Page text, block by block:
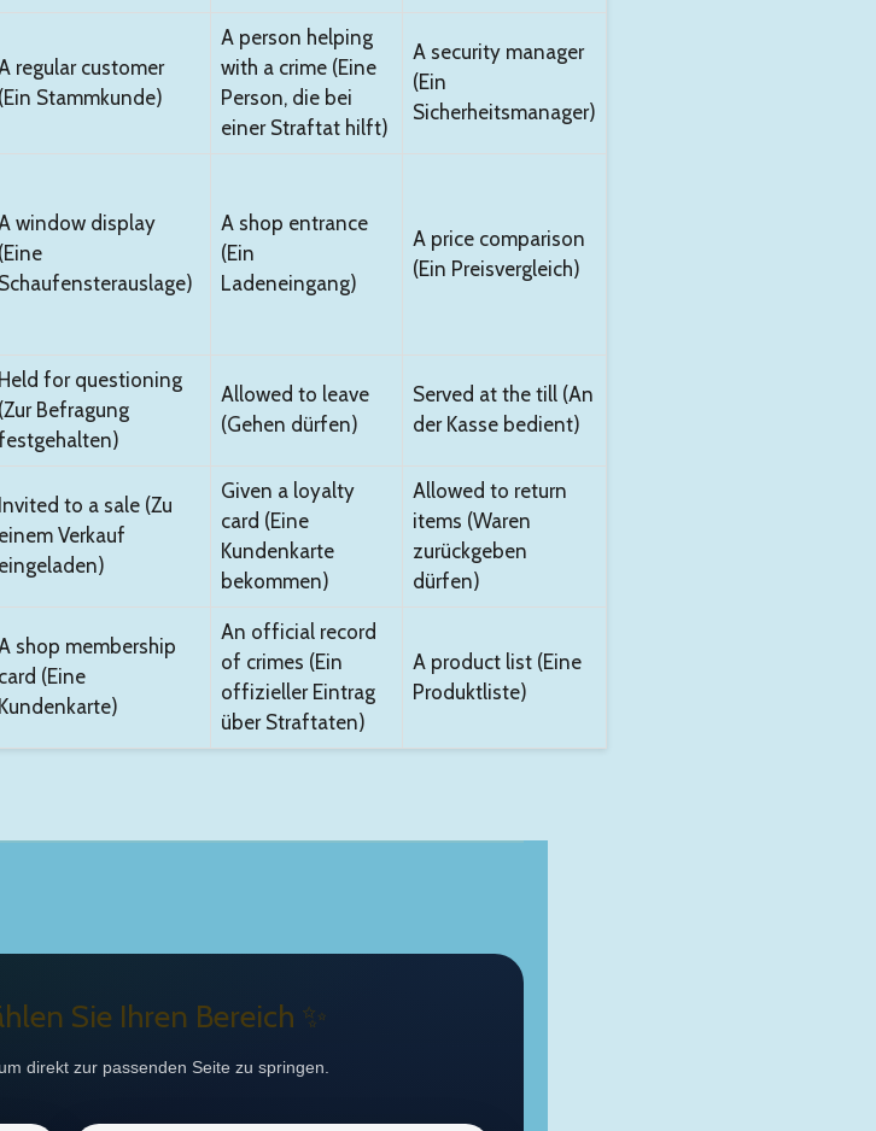
regular customer
(Ein Stammkunde)
A person helping
with a crime (Eine
Person, die bei
einer Straftat hilft)
A security manager
(Ein
Sicherheitsmanager)
window display
(Eine
Schaufensterauslage)
A shop entrance
(Ein
Ladeneingang)
A price comparison
(Ein Preisvergleich)
Held for questioning
(Zur Befragung
Allowed to leave
(Gehen dürfen)
Served at the till (An
der Kasse bedient)
Invited to a sale (Zu
einem Verkauf
eingeladen)
Given a loyalty
card (Eine
Kundenkarte
bekommen)
Allowed to return
items (Waren
zurückgeben
dürfen)
shop membership
card (Eine
Kundenkarte)
An official record
of crimes (Ein
offizieller Eintrag
über Straftaten)
A product list (Eine
Produktliste)
Sie Ihren Bereich ✨
direkt zur passenden Seite zu springen.